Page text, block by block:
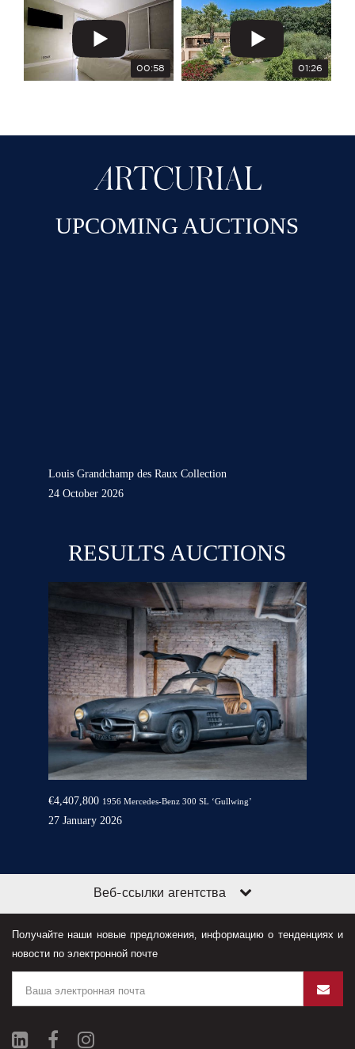
00:58 01:26
UPCOMING AUCTIONS
Louis Grandchamp des Raux Collection
24 October 2026
RESULTS AUCTIONS
€4,407,800 1956 Mercedes-Benz 300 SL ‘Gullwing’
27 January 2026
Веб-ссылки агентства
Получайте наши новые предложения, информацию о тенденциях и
новости по электронной почте